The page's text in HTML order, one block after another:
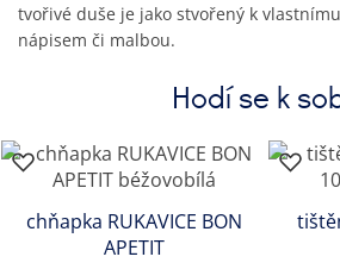
tvořivé duše je jako stvořený k
nápisem či malbou.
Hodí se k
chňapka RUKAVICE BON
APETIT